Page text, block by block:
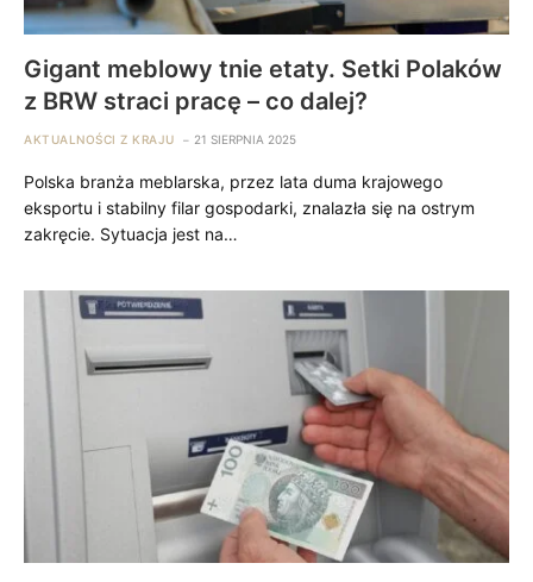
Gigant meblowy tnie etaty. Setki Polaków
z BRW straci pracę – co dalej?
AKTUALNOŚCI Z KRAJU 21 SIERPNIA 2025
Polska branża meblarska, przez lata duma krajowego
eksportu i stabilny filar gospodarki, znalazła się na ostrym
zakręcie. Sytuacja jest na…